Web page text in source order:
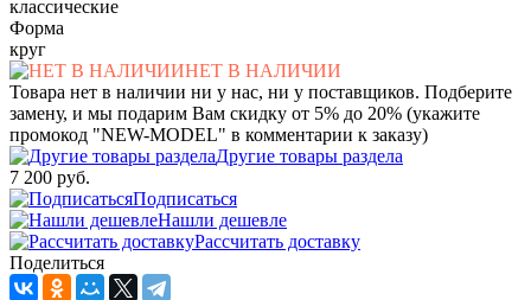
классические
Форма
круг
НЕТ В НАЛИЧИИ
Товара нет в наличии ни у нас, ни у поставщиков. Подберите
замену, и мы подарим Вам скидку от 5% до 20% (укажите
промокод "NEW-MODEL" в комментарии к заказу)
Другие товары раздела
7 200 руб.
Подписаться
Нашли дешевле
Рассчитать доставку
Поделиться